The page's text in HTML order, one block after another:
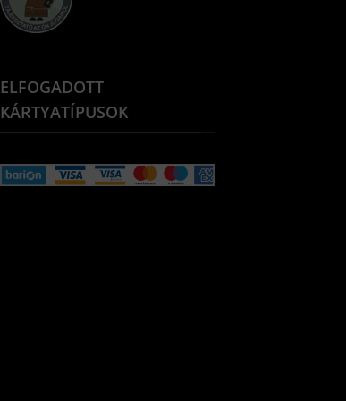
ELFOGADOTT
KÁRTYATÍPUSOK